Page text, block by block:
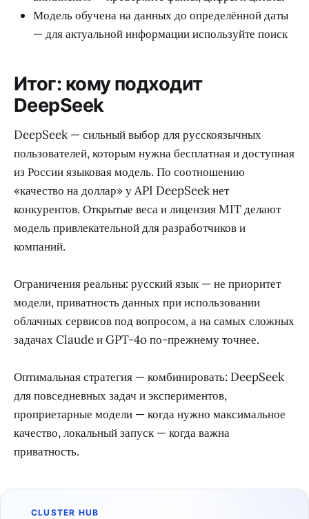
Модель обучена на данных до определённой даты
— для актуальной информации используйте поиск
Итог: кому подходит
DeepSeek
DeepSeek — сильный выбор для русскоязычных
пользователей, которым нужна бесплатная и доступная
из России языковая модель. По соотношению
«качество на доллар» у API DeepSeek нет
конкурентов. Открытые веса и лицензия MIT делают
модель привлекательной для разработчиков и
компаний.
Ограничения реальны: русский язык — не приоритет
модели, приватность данных при использовании
облачных сервисов под вопросом, а на самых сложных
задачах Claude и GPT-4o по-прежнему точнее.
Оптимальная стратегия — комбинировать: DeepSeek
для повседневных задач и экспериментов,
проприетарные модели — когда нужно максимальное
качество, локальный запуск — когда важна
приватность.
CLUSTER HUB